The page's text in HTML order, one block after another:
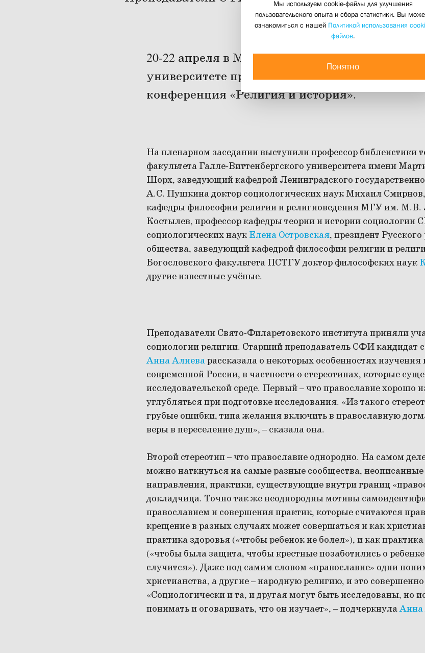
«Религия и история»
28 апреля 2017
20-22 апреля в Минске в Белорусском
университете прошла V Международная
конференция «Религия и история».
На пленарном заседании выступили профессор библеистики
факультета Галле-Виттенбергского университета имени
Шорх, заведующий кафедрой Ленинградского
А.С. Пушкина доктор социологических наук Михаил
кафедры философии религии и религиоведения МГУ им. М.В.
Костылев, профессор кафедры теории и истории социологии
социологических наук Елена Островская, президент
общества, заведующий кафедрой философии религии и
Богословского факультета ПСТГУ доктор философских наук
другие известные учёные.
Преподаватели Свято-Филаретовского института приняли
социологии религии. Старший преподаватель СФИ кандидат
Анна Алиеварассказала о некоторых особенностях изучения
современной России, в частности о стереотипах, которые
исследовательской среде. Первый – что православие хорошо
углубляться при подготовке исследования. «Из такого
грубые ошибки, типа желания включить в православную
веры в переселение душ», – сказала она.
Второй стереотип – что православие однородно. На самом
можно наткнуться на самые разные сообщества,
направления, практики, существующие внутри границ
докладчица. Точно так же неоднородны мотивы
православием и совершения практик, которые считаются
крещение в разных случаях может совершаться и как
практика здоровья («чтобы ребенок не болел»), и как
(«чтобы была защита, чтобы крестные позаботились о
случится»). Даже под самим словом «православие» одни
христианства, а другие – народную религию, и это
«Социологически и та, и другая могут быть исследованы, но
понимать и оговаривать, что он изучает», – подчеркнулаАнна
Мы используем cookie-файлы для улучшения
пользовательского опыта и сбора статистики. Вы
ознакомиться с нашей Политикой использования
файлов.
Понятно